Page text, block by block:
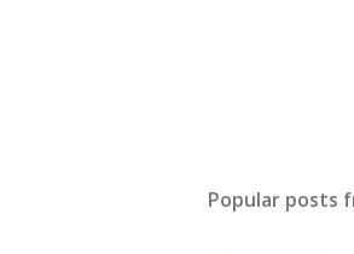
Popular posts